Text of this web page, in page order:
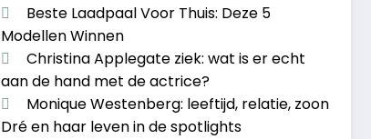
Beste Laadpaal Voor Thuis: Deze 5
Modellen Winnen
Christina Applegate ziek: wat is er echt
aan de hand met de actrice?
Monique Westenberg: leeftijd, relatie, zoon
Dré en haar leven in de spotlights